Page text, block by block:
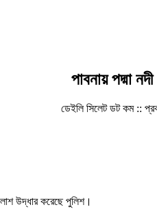
পাবনায় পদ্মা
ডেইলি সিলেট ডট কম ::
লাশ উদ্ধার করেছে পুলিশ।